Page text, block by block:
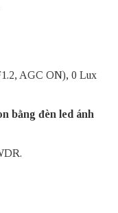
AGC ON), 0 Lux
bằng đèn led ánh